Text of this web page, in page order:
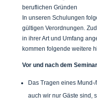
beruflichen Gründen
In unseren Schulungen
gültigen Verordnungen.
in ihrer Art und Umfang
kommen folgende weitere
Vor und nach dem
Das Tragen eines
auch wir nur Gäste sind,